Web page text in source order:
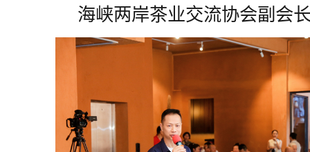
海峡两岸茶业交流协会副会